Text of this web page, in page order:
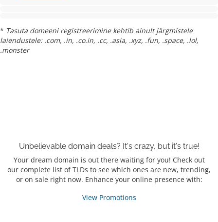
* Tasuta domeeni registreerimine kehtib ainult järgmistele
laiendustele: .com, .in, .co.in, .cc, .asia, .xyz, .fun, .space, .lol,
.monster
Unbelievable domain deals? It's crazy, but it's true!
Your dream domain is out there waiting for you! Check out
our complete list of TLDs to see which ones are new, trending,
or on sale right now. Enhance your online presence with:
View Promotions